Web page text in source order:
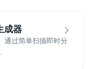
成器
通过简单扫描即时分